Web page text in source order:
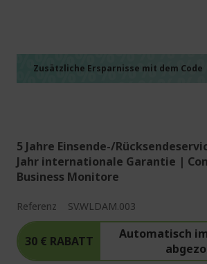
Zusätzliche Ersparnisse mit dem Code
5 Jahre Einsende-/
Jahr internationale Garantie |
Business Monitore
Referenz SV.WLDAM.003
30 € RABATT
Automatisch